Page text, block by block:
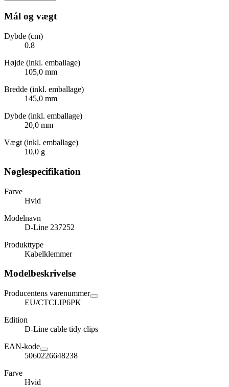
Mål og vægt
Dybde (cm)
0.8
Højde (inkl. emballage)
105,0 mm
Bredde (inkl. emballage)
145,0 mm
Dybde (inkl. emballage)
20,0 mm
Vægt (inkl. emballage)
10,0 g
Nøglespecifikation
Farve
Hvid
Modelnavn
D-Line 237252
Produkttype
Kabelklemmer
Modelbeskrivelse
Producentens varenummer
EU/CTCLIP6PK
Edition
D-Line cable tidy clips
EAN-kode
5060226648238
Farve
Hvid